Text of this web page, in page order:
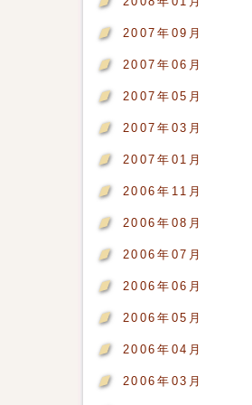
2007年09月
2007年06月
2007年05月
2007年03月
2007年01月
2006年11月
2006年08月
2006年07月
2006年06月
2006年05月
2006年04月
2006年03月